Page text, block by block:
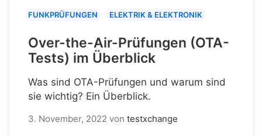
FUNKPRÜFUNGEN ELEKTRIK & ELEKTRONIK
Over-the-Air-Prüfungen (OTA-
Tests) im Überblick
Was sind OTA-Prüfungen und warum sind
sie wichtig? Ein Überblick.
3. November, 2022 von testxchange